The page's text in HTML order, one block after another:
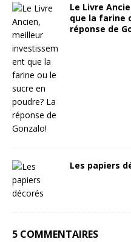
Le Livre
que la farine
réponse de
Les papiers
5 COMMENTAIRES